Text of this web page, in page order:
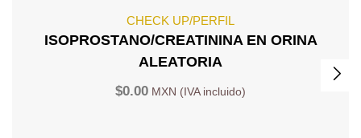
CHECK UP/PERFIL
ISOPROSTANO/CREATININA EN ORINA
ALEATORIA
$0.00